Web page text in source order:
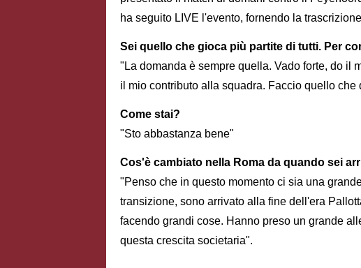
ha seguito LIVE l'evento, fornendo la
Sei quello che gioca più partite di tutti. Per
"La domanda è sempre quella. Vado forte, do il
il mio contributo alla squadra. Faccio quello che
Come stai?
"Sto abbastanza bene"
Cos'è cambiato nella Roma da quando sei
"Penso che in questo momento ci sia una
transizione, sono arrivato alla fine dell'era
facendo grandi cose. Hanno preso un grande
questa crescita societaria".